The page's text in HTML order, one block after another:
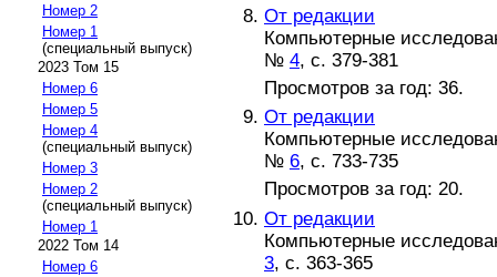
Номер 2
Номер 1
(специальный выпуск)
2023 Том 15
Номер 6
Номер 5
Номер 4
(специальный выпуск)
Номер 3
Номер 2
(специальный выпуск)
Номер 1
2022 Том 14
Номер 6
От редакции
Компьютерные
№ 4, с. 379-381
Просмотров за год: 36.
От редакции
Компьютерные
№ 6, с. 733-735
Просмотров за год: 20.
От редакции
Компьютерные
3, с. 363-365